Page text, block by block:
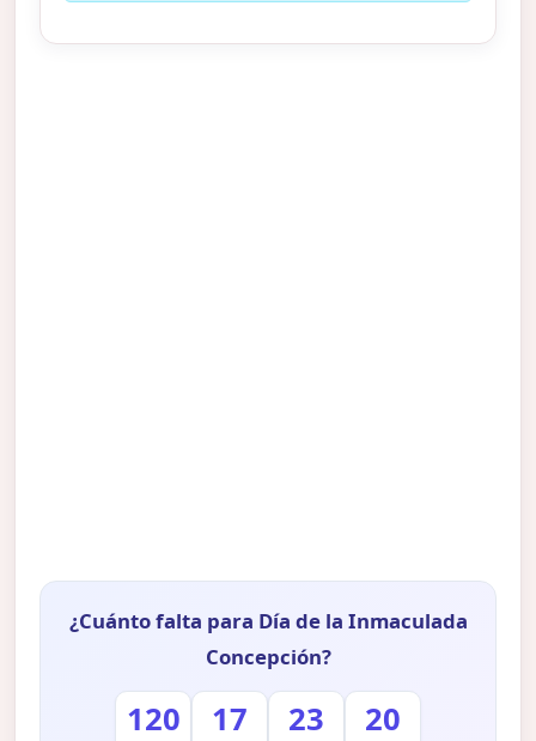
¿Cuánto falta para Día de la Inmaculada
Concepción?
120 17 23 19